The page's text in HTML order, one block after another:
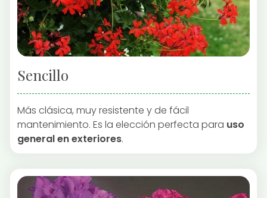
Sencillo
Más clásica, muy resistente y de fácil
mantenimiento. Es la elección perfecta para uso
general en exteriores.